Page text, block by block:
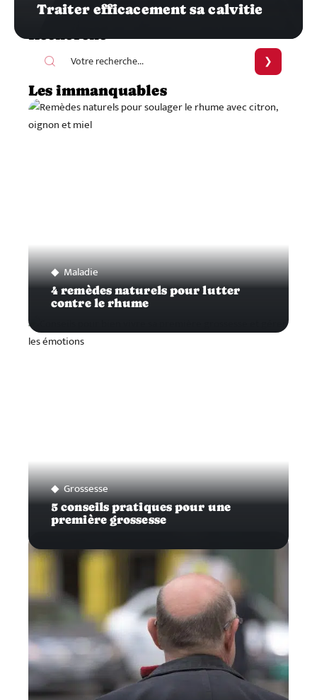
Traiter efficacement sa calvitie
Les immanquables
Maladie
4 remèdes naturels pour lutter
contre le rhume
Grossesse
5 conseils pratiques pour une
première grossesse